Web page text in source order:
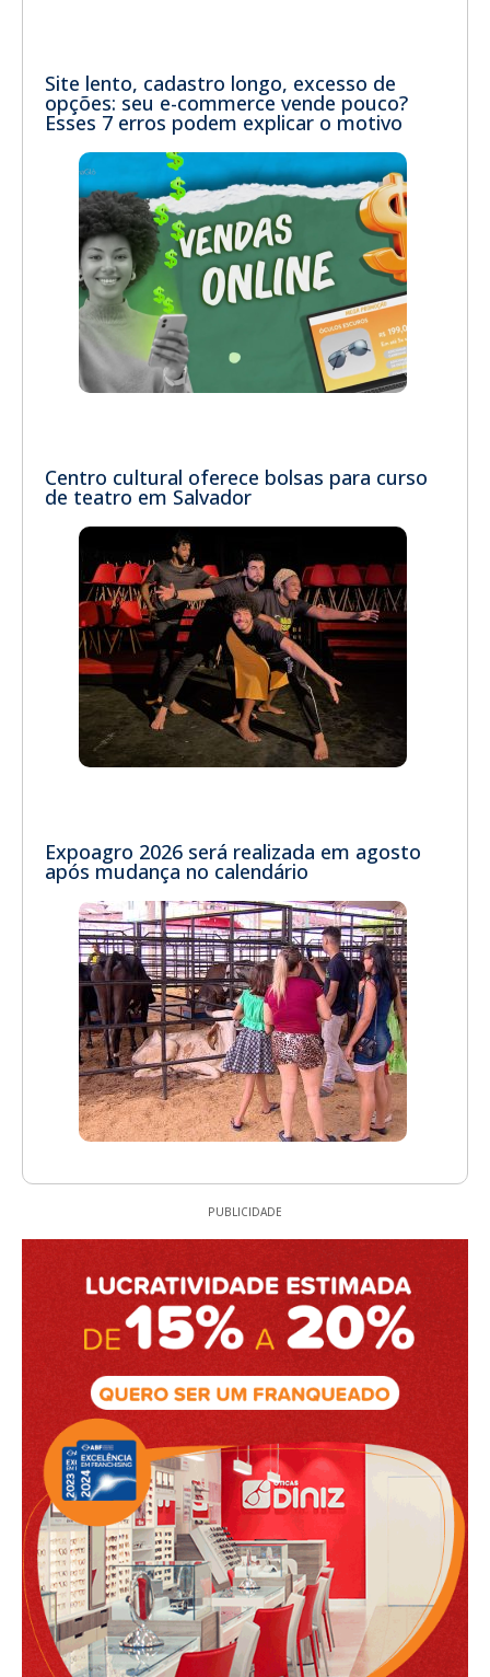
Site lento, cadastro longo, excesso de
opções: seu e-commerce vende pouco?
Esses 7 erros podem explicar o motivo
Centro cultural oferece bolsas para curso
de teatro em Salvador
Expoagro 2026 será realizada em agosto
após mudança no calendário
PUBLICIDADE